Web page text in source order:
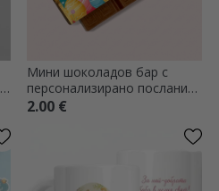
Мини шоколадов бар с
персонализирано послание
и снимка - Великден
2.00 €